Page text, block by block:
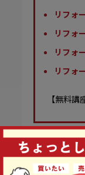
リフォ
リフォ
リフォ
リフォ
【無料